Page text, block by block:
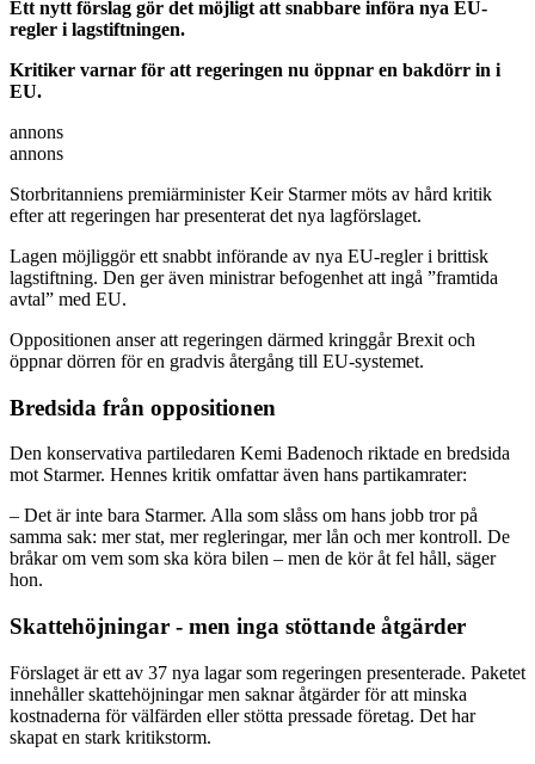
Ett nytt förslag gör det möjligt att snabbare införa nya EU-
regler i lagstiftningen.
Kritiker varnar för att regeringen nu öppnar en bakdörr in i
EU.
annons
annons
Storbritanniens premiärminister Keir Starmer möts av hård kritik
efter att regeringen har presenterat det nya lagförslaget.
Lagen möjliggör ett snabbt införande av nya EU‑regler i brittisk
lagstiftning. Den ger även ministrar befogenhet att ingå ”framtida
avtal” med EU.
Oppositionen anser att regeringen därmed kringgår Brexit och
öppnar dörren för en gradvis återgång till EU‑systemet.
Bredsida från oppositionen
Den konservativa partiledaren Kemi Badenoch riktade en bredsida
mot Starmer. Hennes kritik omfattar även hans partikamrater:
– Det är inte bara Starmer. Alla som slåss om hans jobb tror på
samma sak: mer stat, mer regleringar, mer lån och mer kontroll. De
bråkar om vem som ska köra bilen – men de kör åt fel håll, säger
hon.
Skattehöjningar - men inga stöttande åtgärder
Förslaget är ett av 37 nya lagar som regeringen presenterade. Paketet
innehåller skattehöjningar men saknar åtgärder för att minska
kostnaderna för välfärden eller stötta pressade företag. Det har
skapat en stark kritikstorm.